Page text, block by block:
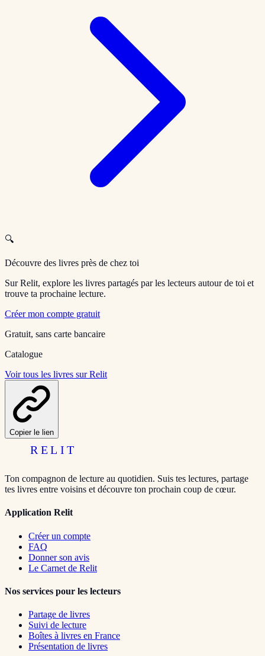
🔍
Découvre des livres près de chez toi
Sur Relit, explore les livres partagés par les lecteurs autour de toi et
trouve ta prochaine lecture.
Créer mon compte gratuit
Gratuit, sans carte bancaire
Catalogue
Voir tous les livres sur Relit
Copier le lien
RELIT
Ton compagnon de lecture au quotidien. Suis tes lectures, partage
tes livres entre voisins et découvre ton prochain coup de cœur.
Application Relit
Créer un compte
FAQ
Donner son avis
Le Carnet de Relit
Nos services pour les lecteurs
Partage de livres
Suivi de lecture
Boîtes à livres en France
Présentation de livres